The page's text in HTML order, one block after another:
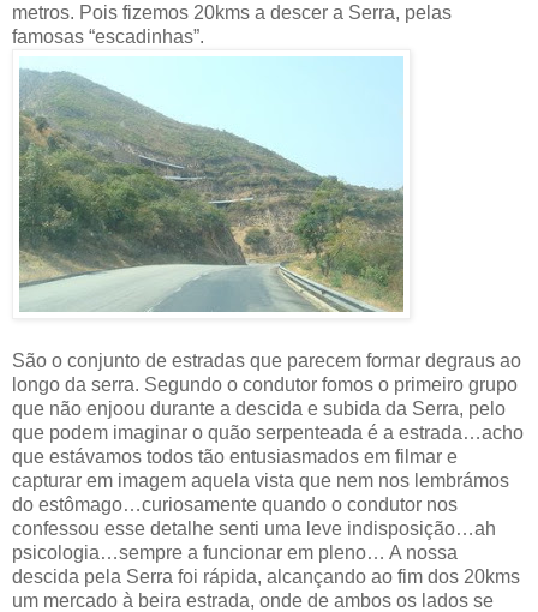
metros. Pois fizemos 20kms a descer a Serra, pelas
famosas “escadinhas”.
São o conjunto de estradas que parecem formar degraus ao
longo da serra. Segundo o condutor fomos o primeiro grupo
que não enjoou durante a descida e subida da Serra, pelo
que podem imaginar o quão serpenteada é a estrada…acho
que estávamos todos tão entusiasmados em filmar e
capturar em imagem aquela vista que nem nos lembrámos
do estômago…curiosamente quando o condutor nos
confessou esse detalhe senti uma leve indisposição…ah
psicologia…sempre a funcionar em pleno… A nossa
descida pela Serra foi rápida, alcançando ao fim dos 20kms
um mercado à beira estrada, onde de ambos os lados se